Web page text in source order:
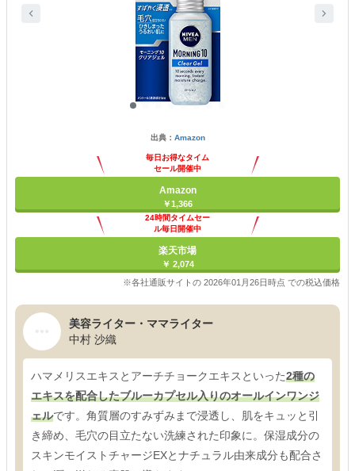
出典： Amazon
毎日お得なタイム
セール開催中
Amazon
￥1,366
24時間タイムセー
ル毎日開催中
楽天市場
￥ 2,074
※各社通販サイトの 2026年01月26日時点 での税込価格
美容ライター・ママライター
中村 沙織
ハマメリスエキスとアーチチョークエキスといった2種の
エキスを配合したブルーカプセル入りのオールインワンジ
ェルです。角質層のすみずみまで浸透し、肌をキュッと引
き締め、毛穴の目立たない洗練された印象に。保湿成分の
スキンモイストチャージEXとナチュラル由来成分も配合さ